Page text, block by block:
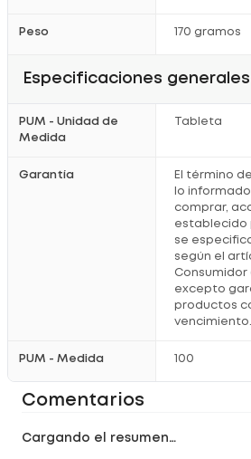
Peso 170 gramos
Especificaciones generales
PUM - Unidad de
Medida
Tableta
Garantía
El término
lo
comprar,
establecido
se
según el
Consumidor
excepto
productos
vencimiento.
PUM - Medida 100
Comentarios
Cargando el resumen…